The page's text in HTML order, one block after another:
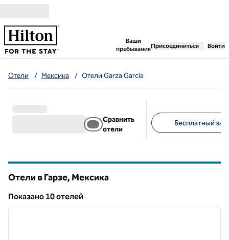
Ваши
пребывания
,открывается новая
Присоединиться Войти
Отели / Мексика / Отели Garza García
Сравнить
отели
Бесплатный
Отели в Гарзе, Мексика
Показанo 10 отелей
Показанo 10 отелей
1 из 12